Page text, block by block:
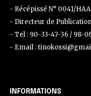
- Récépissé N° 0041/
- Directeur de
- Tel : 90-33-47-36 / 98-
- Email :
INFORMATIONS